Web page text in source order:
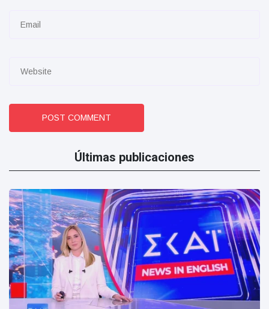
POST COMMENT
Últimas publicaciones